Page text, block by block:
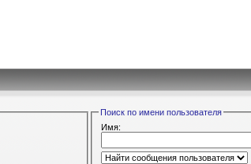
Поиск по имени пользователя
Имя: